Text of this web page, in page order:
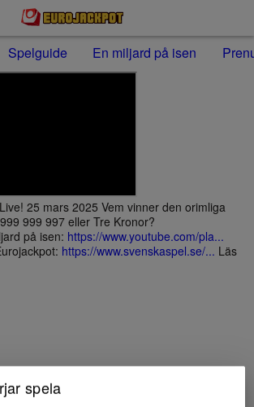
Spelguide En miljard på isen
25 mars 2025 Vem vinner den orimliga
999 997 eller Tre Kronor?
på isen: https://www.youtube.com/pla...
https://www.svenskaspel.se/... Läs
spela